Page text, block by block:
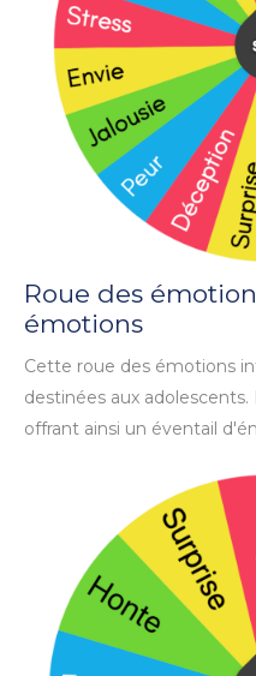
Roue des
émotions
Cette roue des émotions
destinées aux
offrant ainsi un éventail